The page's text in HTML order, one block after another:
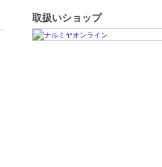
取扱いショップ